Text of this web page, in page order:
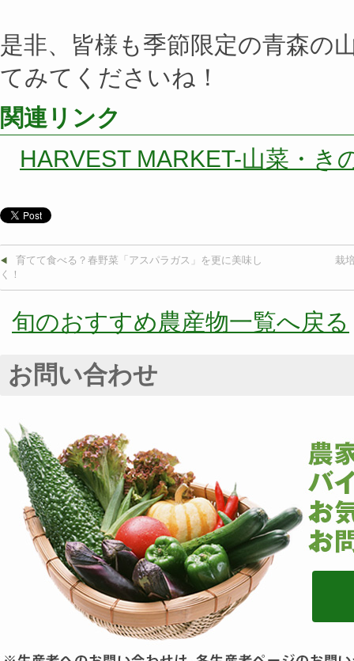
是非、皆様も季節限定の青森の
てみてくださいね！
関連リンク
HARVEST MARKET-山菜・き
育てて食べる？春野菜「アスパラガス」を更に美味し
く！
栽
旬のおすすめ農産物一覧へ戻る
お問い合わせ